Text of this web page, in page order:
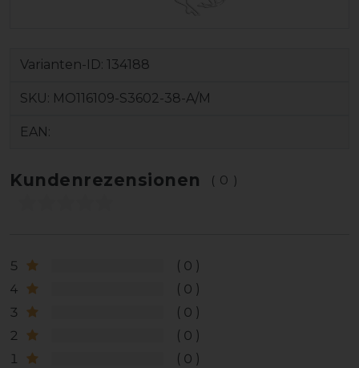
Varianten-ID: 134188
SKU: MO116109-S3602-38-A/M
EAN:
Kundenrezensionen (0)
5
0
4
0
3
0
2
0
1
0